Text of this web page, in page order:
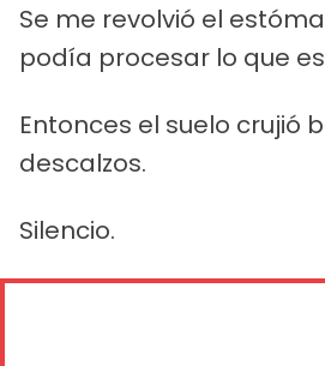
Se me revolvió el
podía procesar lo que
Entonces el suelo crujió
descalzos.
Silencio.